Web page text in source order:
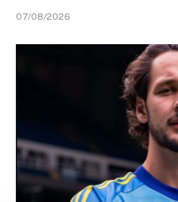
07/08/2026